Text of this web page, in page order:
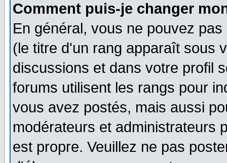
Comment puis-je changer
En général, vous ne pouvez
(le titre d'un rang apparaît sous
discussions et dans votre profil
forums utilisent les rangs pour
vous avez postés, mais aussi
modérateurs et administrateurs
est propre. Veuillez ne pas